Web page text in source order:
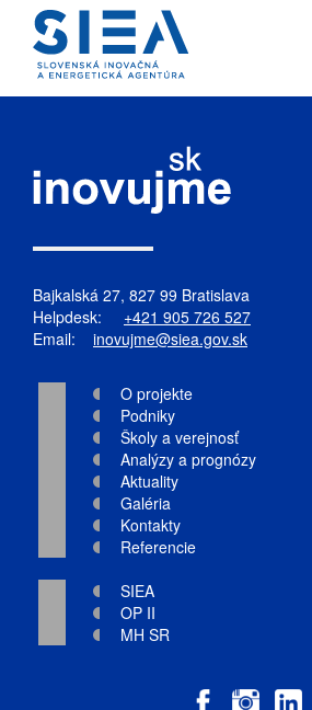
Bajkalská 27, 827 99 Bratislava
Helpdesk: +421 905 726 527
Email: inovujme@siea.gov.sk
O projekte
Podniky
Školy a verejnosť
Analýzy a prognózy
Aktuality
Galéria
Kontakty
Referencie
SIEA
OP II
MH SR